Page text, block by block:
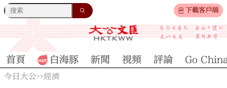
下載客戶端
首頁 白海豚 新聞 視頻 評論 Go
今日大公>>經濟